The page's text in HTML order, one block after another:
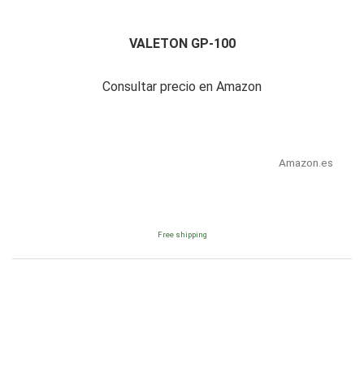
VALETON GP-100
Consultar precio en Amazon
Amazon.es
Free shipping